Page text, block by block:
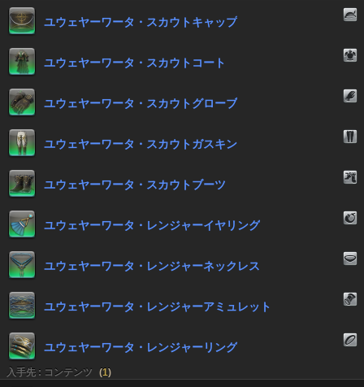
ユウェヤーワータ・スカウトキャップ
ユウェヤーワータ・スカウトコート
ユウェヤーワータ・スカウトグローブ
ユウェヤーワータ・スカウトガスキン
ユウェヤーワータ・スカウトブーツ
ユウェヤーワータ・レンジャーイヤリング
ユウェヤーワータ・レンジャーネックレス
ユウェヤーワータ・レンジャーアミュレット
ユウェヤーワータ・レンジャーリング
入手先 : コンテンツ (1)